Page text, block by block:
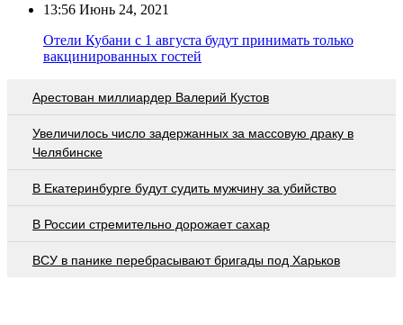
13:56 Июнь 24, 2021
Отели Кубани с 1 августа будут принимать только
вакцинированных гостей
Арестован миллиардер Валерий Кустов
Увеличилось число задержанных за массовую драку в
Челябинске
В Екатеринбурге будут судить мужчину за убийство
В России стремительно дорожает сахар
ВСУ в панике перебрасывают бригады под Харьков